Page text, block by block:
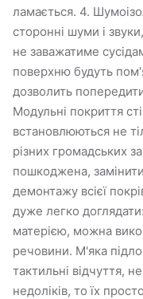
ламається. 4.
сторонні шуми і
не заважатиме
поверхню будуть
дозволить
Модульні покриття
встановлюються не
різних громадських
пошкоджена,
демонтажу всієї
дуже легко
матерією, можна
речовини. М'яка
тактильні відчуття,
недоліків, то їх